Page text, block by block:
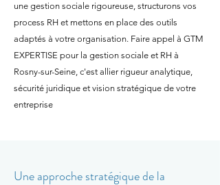
une gestion sociale rigoureuse, structurons vos
process RH et mettons en place des outils
adaptés à votre organisation. Faire appel à GTM
EXPERTISE pour la gestion sociale et RH à
Rosny-sur-Seine, c'est allier rigueur analytique,
sécurité juridique et vision stratégique de votre
entreprise
Une approche stratégique de la